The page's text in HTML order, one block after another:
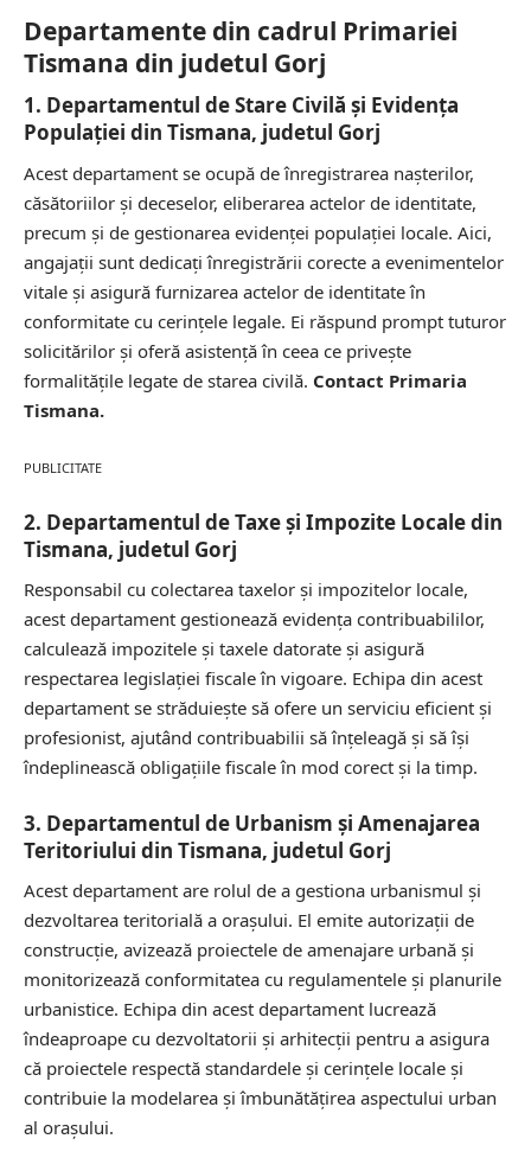
Departamente din cadrul Primariei
Tismana din judetul Gorj
1. Departamentul de Stare Civilă și Evidența
Populației din Tismana, judetul Gorj
Acest departament se ocupă de înregistrarea nașterilor,
căsătoriilor și deceselor, eliberarea actelor de identitate,
precum și de gestionarea evidenței populației locale. Aici,
angajații sunt dedicați înregistrării corecte a evenimentelor
vitale și asigură furnizarea actelor de identitate în
conformitate cu cerințele legale. Ei răspund prompt tuturor
solicitărilor și oferă asistență în ceea ce privește
formalitățile legate de starea civilă. Contact Primaria
Tismana.
PUBLICITATE
2. Departamentul de Taxe și Impozite Locale din
Tismana, judetul Gorj
Responsabil cu colectarea taxelor și impozitelor locale,
acest departament gestionează evidența contribuabililor,
calculează impozitele și taxele datorate și asigură
respectarea legislației fiscale în vigoare. Echipa din acest
departament se străduiește să ofere un serviciu eficient și
profesionist, ajutând contribuabilii să înțeleagă și să își
îndeplinească obligațiile fiscale în mod corect și la timp.
3. Departamentul de Urbanism și Amenajarea
Teritoriului din Tismana, judetul Gorj
Acest departament are rolul de a gestiona urbanismul și
dezvoltarea teritorială a orașului. El emite autorizații de
construcție, avizează proiectele de amenajare urbană și
monitorizează conformitatea cu regulamentele și planurile
urbanistice. Echipa din acest departament lucrează
îndeaproape cu dezvoltatorii și arhitecții pentru a asigura
că proiectele respectă standardele și cerințele locale și
contribuie la modelarea și îmbunătățirea aspectului urban
al orașului.